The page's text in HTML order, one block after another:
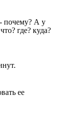
почему? А у
где? куда?
ее